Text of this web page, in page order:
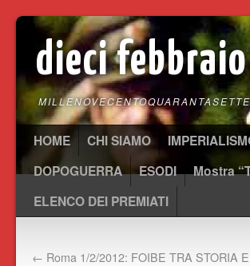
dieci febbraio
MILLENOVECENTOQUARANTASETTE
HOME CHI SIAMO
DOPOGUERRA
ESODI
Mostra
ELENCO DEI PREMIATI
← Roma 1/2/2012: FOIBE TRA STORIA